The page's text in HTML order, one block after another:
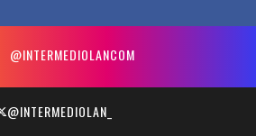
@INTERMEDIOLANCOM
@INTERMEDIOLAN_